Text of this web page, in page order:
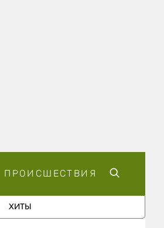
ПРОИСШЕСТВИЯ
ХИТЫ